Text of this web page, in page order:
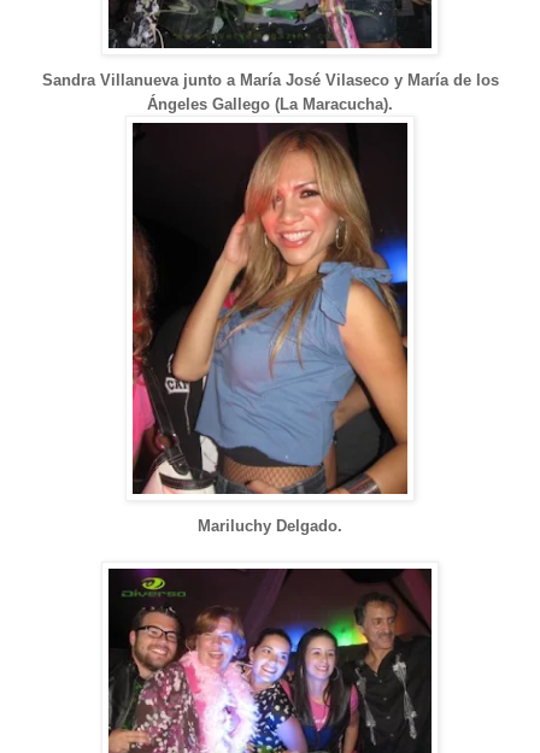
Sandra Villanueva junto a María José Vilaseco y María de los
Ángeles Gallego (La Maracucha).
Mariluchy Delgado.